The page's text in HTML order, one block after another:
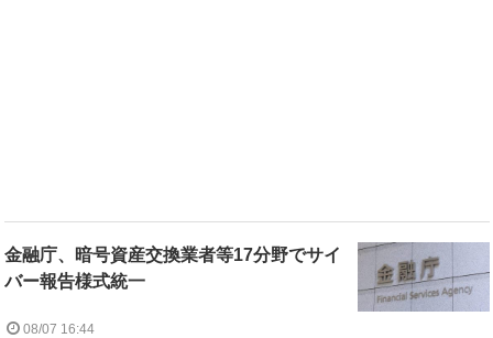
金融庁、暗号資産交換業者等17分野でサイ
バー報告様式統一
08/07 16:44